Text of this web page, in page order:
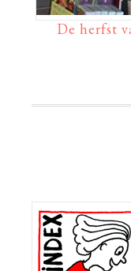
De herfst
Primaire
Sidebar